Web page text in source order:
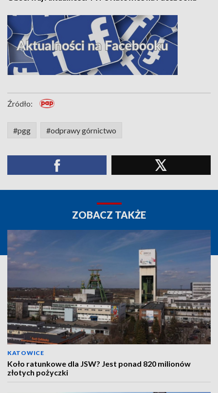
Źródło:
#pgg #odprawy górnictwo
ZOBACZ TAKŻE
KATOWICE
Koło ratunkowe dla JSW? Jest ponad 820 milionów
złotych pożyczki